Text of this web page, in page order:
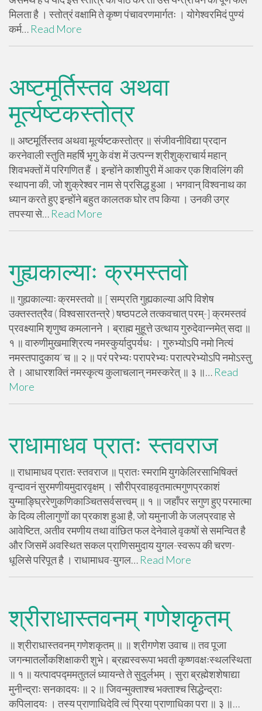
मिलता है । स्तोत्रं वक्षामि ते कृष्ण पंचावरणमार्गतः । योगेश्वरमिदं पुण्यं
कर्म… Read More
अष्टमूर्तिस्तव अथवा
मूर्त्यष्टकस्तोत्र
॥ अष्टमूर्तिस्तव अथवा मूर्त्यष्टकस्तोत्र ॥ संजीवनीविद्या प्रदान
करनेवाली स्तुति महर्षि भृगु के वंश में उत्पन्न श्रीशुक्राचार्य महान्
शिवभक्तों में परिगणित हैं । इन्होंने काशीपुरी में आकर एक शिवलिंग की
स्थापना की, जो शुक्रेश्वर नाम से प्रसिद्ध हुआ । भगवान् विश्वनाथ का
ध्यान करते हुए इन्होंने बहुत कालतक घोर तप किया । उनकी उग्र
तपस्या से… Read More
गुह्यकाल्याः क्रमस्तवो
॥ गुह्यकाल्याः क्रमस्तवो ॥ [ सम्प्रति गुह्यकाल्या अपि विशेष
उक्तस्तत्रैव ( विश्वसारतन्त्रे ) षष्ठपटले तत्कवचात् परम्-] क्रमस्तवं
प्रवक्ष्यामि शृणुष्व कमलानने । ब्राह्म मुहूत्ते उत्थाय गुरुदेवान्नमेत् सदा ॥
१ ॥ वारुणीमुखमाश्रित्य नमस्कुर्यादुपर्यधः । गुरुभ्योऽपि नमो नित्यं
नमस्तपादुकाय’ च ॥ २ ॥ परं परेभ्यः परापरेभ्यः परात्परेभ्योऽपि नमोऽस्तु
ते । आधारशक्तिं नमस्कृत्य कुलाचलान् नमस्करेत् ॥ ३ ॥… Read
More
राधामाधव प्रातः स्तवराज
॥ राधामाधव प्रातः स्तवराज ॥ प्रातः स्मरामि युगकेलिरसाभिषिक्तं
वृन्दावनं सुरमणीयमुदारवृक्षम् । सौरीप्रवाहवृतमात्मगुणप्रकाशं
युग्माङ्घ्रिरेणुकणिकाञ्चितसर्वसत्त्वम् ॥ १ ॥ जहाँपर सगुण हुए परमात्मा
के दिव्य लीलागुणों का प्रकाश हुआ है, जो यमुनाजी के जलप्रवाह से
आवेष्टित, अतीव रमणीय तथा वांछित फल देनेवाले वृकषों से समन्वित है
और जिसमें अवस्थित सकल प्राणिसमुदाय युगल-स्वरूप की चरण-
धूलिसे परिपूत है । राधामाधव-युगल… Read More
श्रीराधास्तवनम् गणेशकृतम्
॥ श्रीराधास्तवनम् गणेशकृतम् ॥ ॥ श्रीगणेश उवाच ॥ तव पूजा
जगन्मातर्लोकशिक्षाकरी शुभे। ब्रह्मस्वरूपा भवती कृष्णवक्षःस्थलस्थिता
॥ १ ॥ यत्पादपद्ममतुतलं ध्यायन्ते ते सुदुर्लभम् । सुरा ब्रह्मेशशेषाद्या
मुनीन्द्राः सनकादयः ॥ २ ॥ जिवन्मुक्ताश्च भक्ताश्च सिद्धेन्द्राः
कपिलादयः । तस्य प्राणाधिदेवि त्वं प्रिया प्राणाधिका परा ॥ ३ ॥…